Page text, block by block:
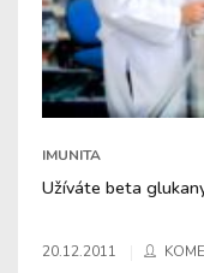
IMUNITA
Užíváte beta
20.12.2011